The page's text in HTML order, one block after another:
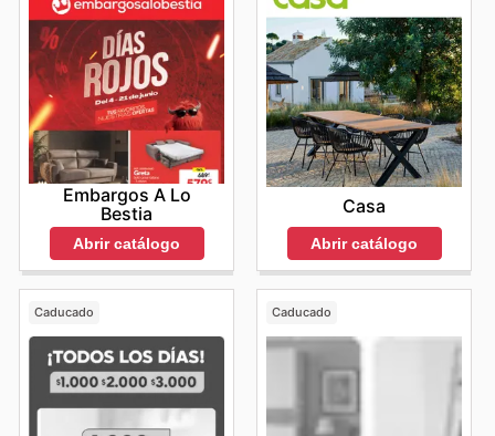
Embargos A Lo
Bestia
Abrir catálogo
Casa
Abrir catálogo
Caducado Caducado